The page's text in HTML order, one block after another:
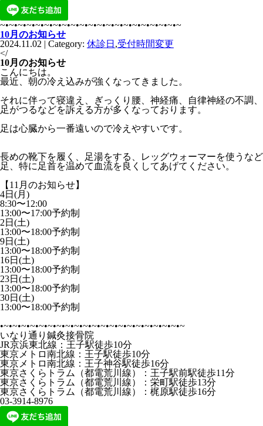
~•~•~•~•~•~•~•~•~•~•~•~•~•~•~•~•~•~•~•~•~
10月のお知らせ
2024.11.02 | Category: 休診日 ,受付時間変更
</
10月のお知らせ
こんにちは。
最近、朝の冷え込みが強くなってきました。
それに伴って寝違え、ぎっくり腰、神経痛、自律神経の不調、
足がつるなどを訴える方が多くなっております。
足は心臓から一番遠いので冷えやすいです。
長めの靴下を履く、足湯をする、レッグウォーマーを使うなど
足、特に足首を温めて血流を良くしてあげてください。
【11月のお知らせ】
4日(月)
8:30〜12:00
13:00〜17:00予約制
2日(土)
13:00〜18:00予約制
9日(土)
13:00〜18:00予約制
16日(土)
13:00〜18:00予約制
23日(土)
13:00〜18:00予約制
30日(土)
13:00〜18:00予約制
•~•~•~•~•~•~•~•~•~•~•~•~•~•~•~•~•~•~•~•~•~
いなり通り鍼灸接骨院
JR京浜東北線：王子駅徒歩10分
東京メトロ南北線：王子駅徒歩10分
東京メトロ南北線：王子神谷駅徒歩16分
東京さくらトラム（都電荒川線）：王子駅前駅徒歩11分
東京さくらトラム（都電荒川線）：栄町駅徒歩13分
東京さくらトラム（都電荒川線）：梶原駅徒歩16分
03-3914-8976